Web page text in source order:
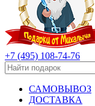
+7 (495) 108-74-76
САМОВЫВОЗ
ДОСТАВКА